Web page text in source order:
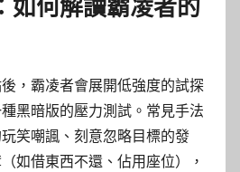
如何解讀霸凌者的
，霸凌者會展開低強度的試探
黑暗版的壓力測試。常見手法
笑嘲諷、刻意忽略目標的發
如借東西不還、佔用座位），